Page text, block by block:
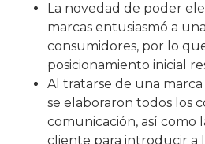
La novedad de poder
marcas entusiasmó a
consumidores, por lo
posicionamiento inicial
Al tratarse de una
se elaboraron todos los
comunicación, así como
cliente para introducir a